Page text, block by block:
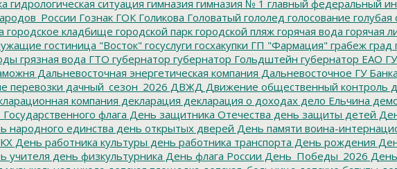
гидрологическая ситуация гимназия гимназия № 1 главный федеральный
Гознак ГОК Голикова Головатый гололед голосование голубая
городское кладбище городской парк городской пляж горячая вода горячая
гостиница "Восток" госуслуги госхакупки ГП "Фармация" грабеж град
грязная вода ГТО губернатор губернатор Гольдштейн губернатор ЕАО
Дальневосточная энергетическая компания Дальневосточное ГУ
перевозки дачный_сезон_2026 ДВЖД Движение общественный контроль
компания декларация декларация о доходах дело Ельчина
флага День защитника Отечества день защиты детей
народного единства день открытых дверей День памяти воина-
День работника культуры день работника транспорта День рождения
учителя день физкультурника День флага России День_Победы_2026